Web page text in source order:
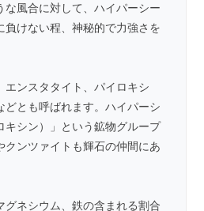
な風合に対して、ハイパーシー
負けない程、神秘的で力強さを
エンスタタイト、パイロキシ
どとも呼ばれます。ハイパーシ
キシン）」という鉱物グループ
クンツァイトも輝石の仲間にあ
グネシウム、鉄の含まれる割合